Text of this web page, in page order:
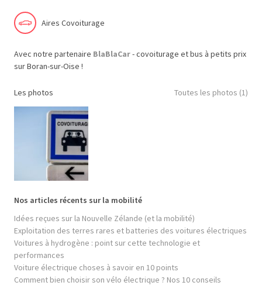
Aires Covoiturage
Avec notre partenaire BlaBlaCar- covoiturage et bus à petits prix
sur Boran-sur-Oise !
Les photos Toutes les photos (1)
Nos articles récents sur la mobilité
Idées reçues sur la Nouvelle Zélande (et la mobilité)
Exploitation des terres rares et batteries des voitures électriques
Voitures à hydrogène : point sur cette technologie et
performances
Voiture électrique choses à savoir en 10 points
Comment bien choisir son vélo électrique ? Nos 10 conseils